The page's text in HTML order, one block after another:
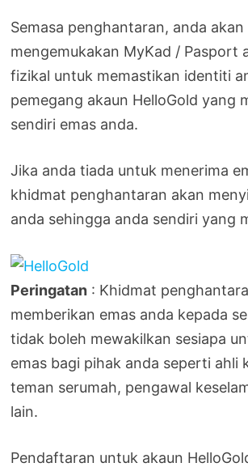
Semasa penghantaran, anda
mengemukakan MyKad / Pasport
fizikal untuk memastikan identiti
pemegang akaun HelloGold yang
sendiri emas anda.
Jika anda tiada untuk menerima
khidmat penghantaran akan
anda sehingga anda sendiri yang
Peringatan : Khidmat
memberikan emas anda kepada
tidak boleh mewakilkan sesiapa
emas bagi pihak anda seperti ahli
teman serumah, pengawal
lain.
Pendaftaran untuk akaun